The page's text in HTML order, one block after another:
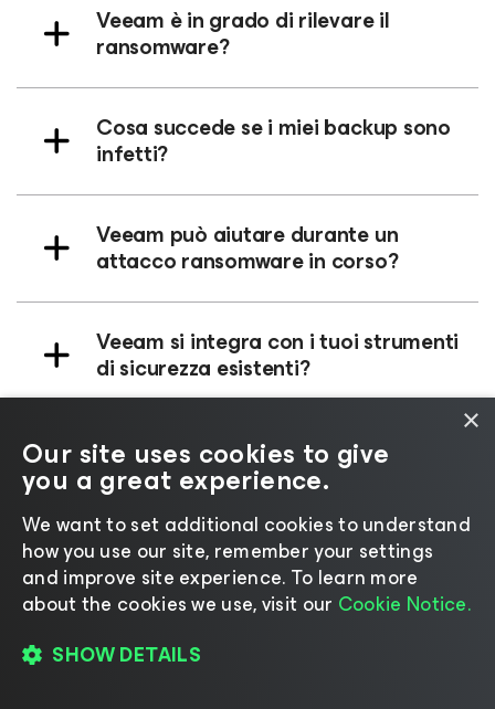
Veeam è in grado di rilevare il
ransomware?
Cosa succede se i miei backup sono
infetti?
Veeam può aiutare durante un
attacco ransomware in corso?
Veeam si integra con i tuoi strumenti
di sicurezza esistenti?
In cosa si distingue Veeam dagli altri
fornitori di piattaforme di resilienza
dei dati durante un attacco
ransomware?
In che modo Veeam supporta la
audit?
×
Our site uses cookies to give
you a great experience.
We want to set additional cookies to understand
how you use our site, remember your settings
and improve site experience. ​To learn more
about the cookies we use, visit our Cookie Notice.
SHOW DETAILS